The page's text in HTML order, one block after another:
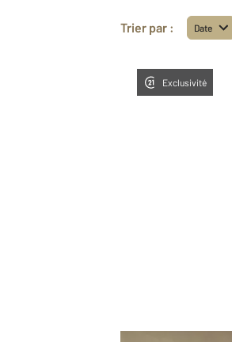
Trier par : Date
Exclusivité